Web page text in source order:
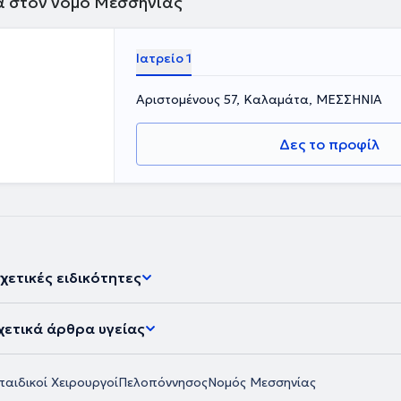
Arthroscopy
Ιατρείο 1
Αριστομένους 57, Καλαμάτα, ΜΕΣΣΗΝΙΑ
Δες το προφίλ
ειδικότητες
άρθρα υγείας
ΧειρουργοίΠελοπόννησοςΝομός Μεσσηνίας